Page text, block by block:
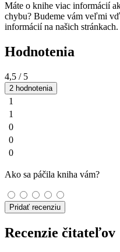
Máte o knihe viac informácií
chybu? Budeme vám veľmi
informácií na našich stránkach.
Hodnotenia
4,5 / 5
2 hodnotenia
1
1
0
0
0
Ako sa páčila kniha vám?
Pridať recenziu
Recenzie čitateľov